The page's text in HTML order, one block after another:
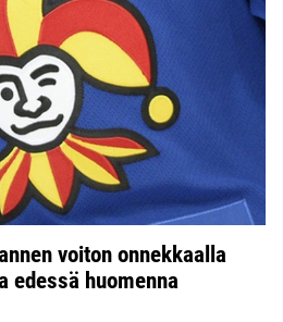
voiton onnekkaalla
edessä huomenna